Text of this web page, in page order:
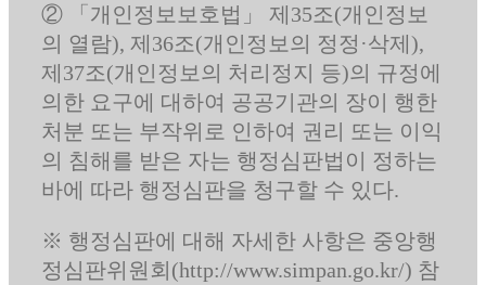
② 「개인정보보호법」 제35조(개인정보
의 열람), 제36조(개인정보의 정정·삭제),
제37조(개인정보의 처리정지 등)의 규정에
의한 요구에 대하여 공공기관의 장이 행한
처분 또는 부작위로 인하여 권리 또는 이익
의 침해를 받은 자는 행정심판법이 정하는
바에 따라 행정심판을 청구할 수 있다.
※ 행정심판에 대해 자세한 사항은 중앙행
정심판위원회(http://www.simpan.go.kr/) 참